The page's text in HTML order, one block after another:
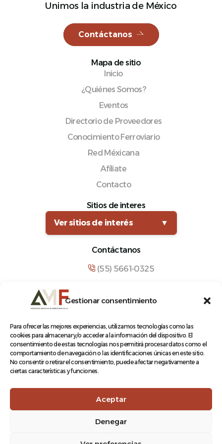
Gestionar consentimiento
Para ofrecer las mejores experiencias, utilizamos tecnologías como las
cookies para almacenar y/o acceder a la información del dispositivo. El
consentimiento de estas tecnologías nos permitirá procesar datos como el
comportamiento de navegación o las identificaciones únicas en este sitio.
No consentir o retirar el consentimiento, puede afectar negativamente a
ciertas características y funciones.
Aceptar
Denegar
Unimos la industria de México
Contáctanos
Mapa de sitio
Inicio
¿Quiénes Somos?
Eventos
Directorio de Proveedores
Conocimiento Ferroviario
Red Méxicana
Afíliate
Contacto
Sitios de interes
Ver sitios de interés
▼
Contáctanos
(55) 5661-0325
Manuel María Contreras 133, Cuauhtémoc,